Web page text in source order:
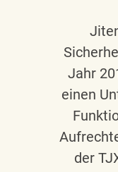
Jahr
einen
der